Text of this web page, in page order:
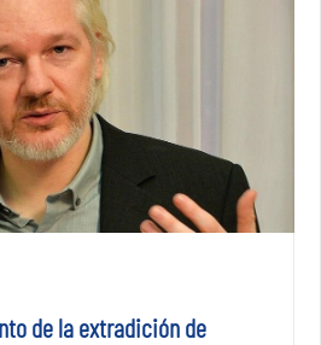
de la extradición de